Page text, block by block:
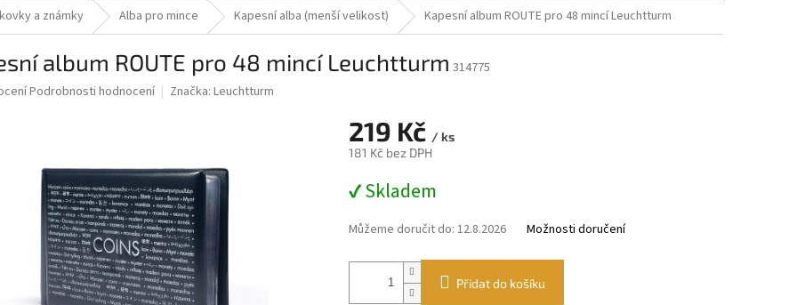
a známky Alba pro mince Kapesní alba (menší velikost) Kapesní album ROUTE pro 48 mincí Leuchtturm
album ROUTE pro 48 mincí Leuchtturm 314775
Podrobnosti hodnocení Značka: Leuchtturm
219 Kč / ks
181 Kč bez DPH
cena:
✔ Skladem
Můžeme doručit do: 12.8.2026 Možnosti doručení
Přidat do košíku